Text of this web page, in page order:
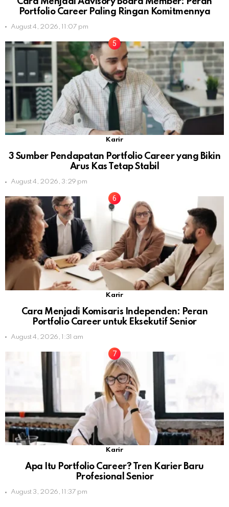
Portfolio Career Paling Ringan Komitmennya
August 4, 2026, 11:07 pm
Karir
3 Sumber Pendapatan Portfolio Career yang Bikin
Arus Kas Tetap Stabil
August 4, 2026, 3:29 pm
Karir
Cara Menjadi Komisaris Independen: Peran
Portfolio Career untuk Eksekutif Senior
August 4, 2026, 1:31 am
Karir
Apa Itu Portfolio Career? Tren Karier Baru
Profesional Senior
August 3, 2026, 11:37 pm